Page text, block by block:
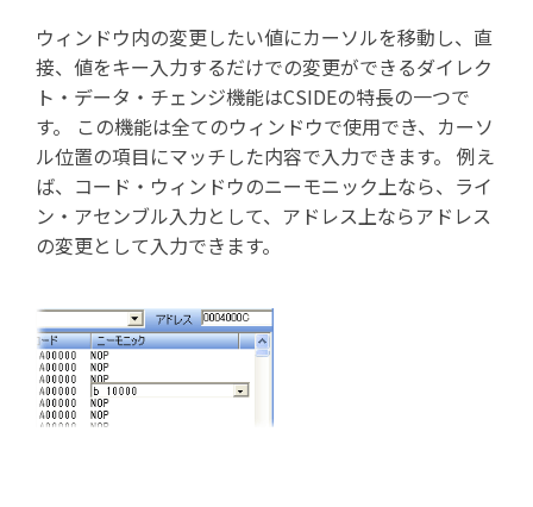
ウィンドウ内の変更したい値にカーソルを移動し、直
接、値をキー入力するだけでの変更ができるダイレク
ト・データ・チェンジ機能はCSIDEの特長の一つで
す。 この機能は全てのウィンドウで使用でき、カーソ
ル位置の項目にマッチした内容で入力できます。 例え
ば、コード・ウィンドウのニーモニック上なら、ライ
ン・アセンブル入力として、アドレス上ならアドレス
の変更として入力できます。